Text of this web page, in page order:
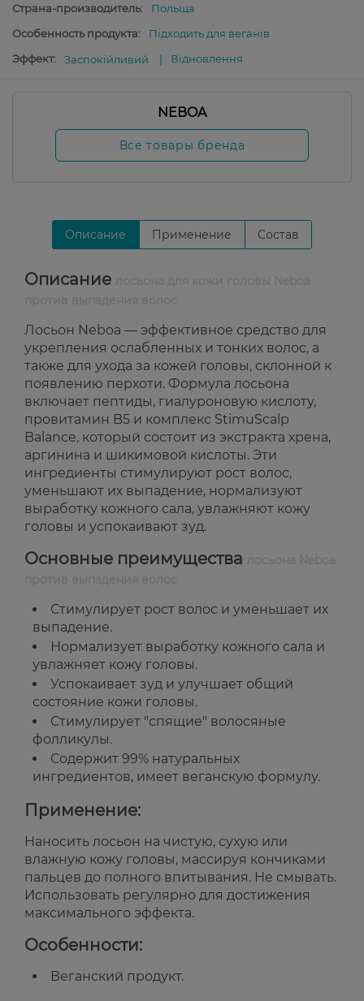
Страна-производитель:
Польща
Особенность продукта:
Підходить для веганів
Эффект:
Заспокійливий Відновлення
NEBOA
Все товары бренда
Описание Применение Состав
Описание
Лосьон Neboa — эффективное средство для
укрепления ослабленных и тонких волос, а
также для ухода за кожей головы, склонной к
появлению перхоти. Формула лосьона
включает пептиды, гиалуроновую кислоту,
провитамин B5 и комплекс StimuScalp
Balance, который состоит из экстракта хрена,
аргинина и шикимовой кислоты. Эти
ингредиенты стимулируют рост волос,
уменьшают их выпадение, нормализуют
выработку кожного сала, увлажняют кожу
головы и успокаивают зуд.
Основные преимущества
Стимулирует рост волос и уменьшает их
выпадение.
Нормализует выработку кожного сала и
увлажняет кожу головы.
Успокаивает зуд и улучшает общий
состояние кожи головы.
Стимулирует "спящие" волосяные
фолликулы.
Содержит 99% натуральных
ингредиентов, имеет веганскую формулу.
Применение:
Наносить лосьон на чистую, сухую или
влажную кожу головы, массируя кончиками
пальцев до полного впитывания. Не смывать.
Использовать регулярно для достижения
максимального эффекта.
Особенности:
Веганский продукт.